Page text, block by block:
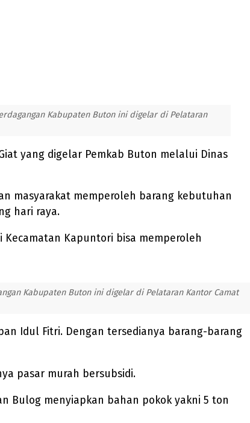
Kabupaten Buton ini digelar di Pelataran
yang digelar Pemkab Buton melalui Dinas
masyarakat memperoleh barang kebutuhan
hari raya.
Kapuntori bisa memperoleh
Kabupaten Buton ini digelar di Pelataran Kantor Camat
Idul Fitri. Dengan tersedianya barang-barang
pasar murah bersubsidi.
Bulog menyiapkan bahan pokok yakni 5 ton